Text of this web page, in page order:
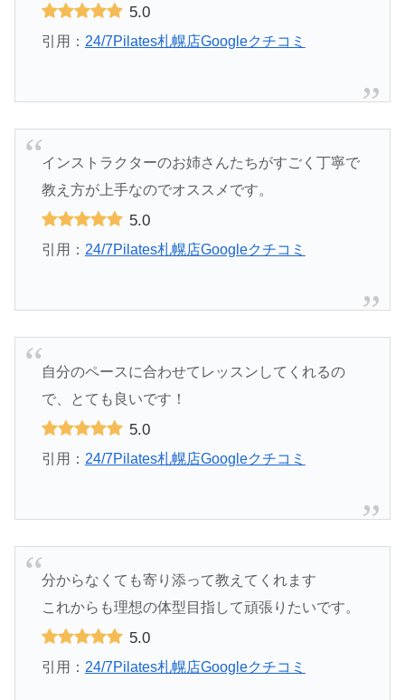
5.0
引用： 24/7Pilates札幌店Googleクチコミ
インストラクターのお姉さんたちがすごく丁寧で
教え方が上手なのでオススメです。
5.0
引用： 24/7Pilates札幌店Googleクチコミ
自分のペースに合わせてレッスンしてくれるの
で、とても良いです！
5.0
引用： 24/7Pilates札幌店Googleクチコミ
分からなくても寄り添って教えてくれます
これからも理想の体型目指して頑張りたいです。
5.0
引用： 24/7Pilates札幌店Googleクチコミ